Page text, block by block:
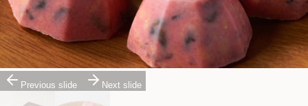
Previous slide Next slide